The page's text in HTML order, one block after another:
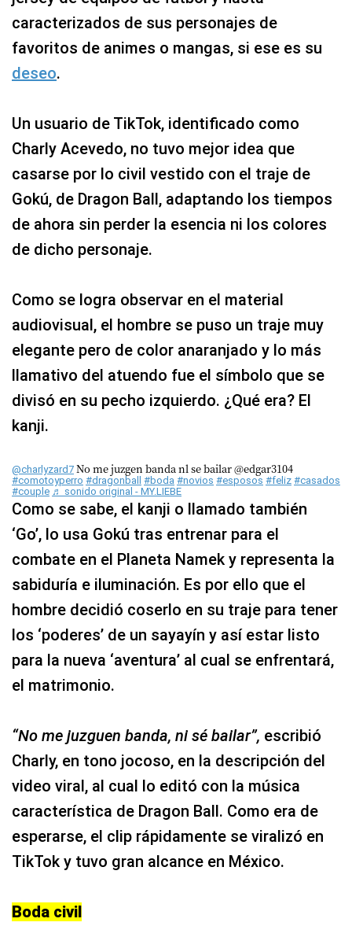
caracterizados de sus personajes de
favoritos de animes o mangas, si ese es su
deseo.
Un usuario de TikTok, identificado como
Charly Acevedo, no tuvo mejor idea que
casarse por lo civil vestido con el traje de
Gokú, de Dragon Ball, adaptando los tiempos
de ahora sin perder la esencia ni los colores
de dicho personaje.
Como se logra observar en el material
audiovisual, el hombre se puso un traje muy
elegante pero de color anaranjado y lo más
llamativo del atuendo fue el símbolo que se
divisó en su pecho izquierdo. ¿Qué era? El
kanji.
@charlyzard7 No me juzgen banda nl se bailar @edgar3104
#comotoyperro #dragonball #boda #novios #esposos #feliz #casados
#couple ♬ sonido original - MY.LIEBE
Como se sabe, el kanji o llamado también
‘Go’, lo usa Gokú tras entrenar para el
combate en el Planeta Namek y representa la
sabiduría e iluminación. Es por ello que el
hombre decidió coserlo en su traje para tener
los ‘poderes’ de un sayayín y así estar listo
para la nueva ‘aventura’ al cual se enfrentará,
el matrimonio.
“No me juzguen banda, ni sé bailar”, escribió
Charly, en tono jocoso, en la descripción del
video viral, al cual lo editó con la música
característica de Dragon Ball. Como era de
esperarse, el clip rápidamente se viralizó en
TikTok y tuvo gran alcance en México.
Boda civil